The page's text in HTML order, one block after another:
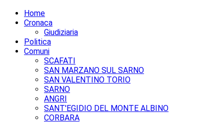
Home
Cronaca
Giudiziaria
Politica
Comuni
SCAFATI
SAN MARZANO SUL SARNO
SAN VALENTINO TORIO
SARNO
ANGRI
SANT'EGIDIO DEL MONTE ALBINO
CORBARA